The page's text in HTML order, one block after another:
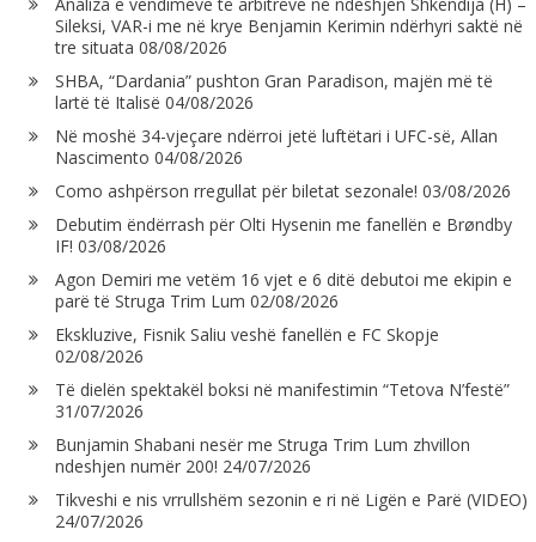
Analiza e vendimeve të arbitrëve në ndeshjen Shkëndija (H) –
Sileksi, VAR-i me në krye Benjamin Kerimin ndërhyri saktë në
tre situata 08/08/2026
SHBA, “Dardania” pushton Gran Paradison, majën më të
lartë të Italisë 04/08/2026
Në moshë 34-vjeçare ndërroi jetë luftëtari i UFC-së, Allan
Nascimento 04/08/2026
Como ashpërson rregullat për biletat sezonale! 03/08/2026
Debutim ëndërrash për Olti Hysenin me fanellën e Brøndby
IF! 03/08/2026
Agon Demiri me vetëm 16 vjet e 6 ditë debutoi me ekipin e
parë të Struga Trim Lum 02/08/2026
Ekskluzive, Fisnik Saliu veshë fanellën e FC Skopje
02/08/2026
Të dielën spektakël boksi në manifestimin “Tetova N’festë”
31/07/2026
Bunjamin Shabani nesër me Struga Trim Lum zhvillon
ndeshjen numër 200! 24/07/2026
Tikveshi e nis vrrullshëm sezonin e ri në Ligën e Parë (VIDEO)
24/07/2026